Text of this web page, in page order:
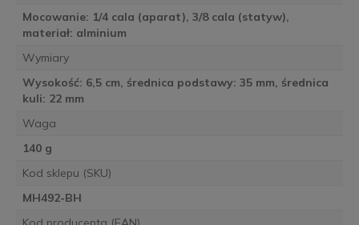
Mocowanie: 1/4 cala (aparat), 3/8 cala (statyw),
materiał: alminium
Wymiary
Wysokość: 6,5 cm, średnica podstawy: 35 mm, średnica
kuli: 22 mm
Waga
140 g
Kod sklepu (SKU)
MH492-BH